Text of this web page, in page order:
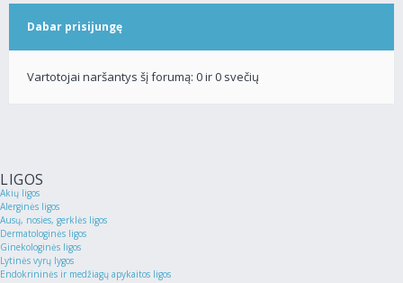
Dabar prisijungę
Vartotojai naršantys šį forumą: 0 ir 0 svečių
LIGOS
Akių ligos
Alerginės ligos
Ausų, nosies, gerklės ligos
Dermatologinės ligos
Ginekologinės ligos
Lytinės vyrų lygos
Endokrininės ir medžiagų apykaitos ligos